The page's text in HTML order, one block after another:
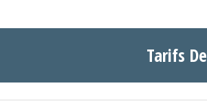
Tarifs